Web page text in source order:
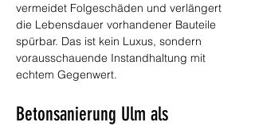
vermeidet Folgeschäden und verlängert
die Lebensdauer vorhandener Bauteile
spürbar. Das ist kein Luxus, sondern
vorausschauende Instandhaltung mit
echtem Gegenwert.
Betonsanierung Ulm als